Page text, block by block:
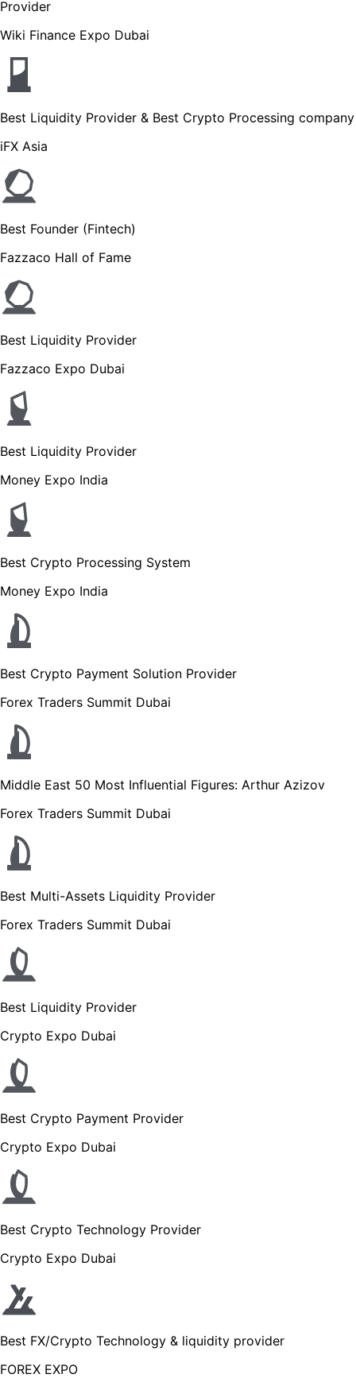
Provider
Wiki Finance Expo Dubai
Best Liquidity Provider & Best Crypto Processing company
iFX Asia
Best Founder (Fintech)
Fazzaco Hall of Fame
Best Liquidity Provider
Fazzaco Expo Dubai
Best Liquidity Provider
Money Expo India
Best Crypto Processing System
Money Expo India
Best Crypto Payment Solution Provider
Forex Traders Summit Dubai
Middle East 50 Most Influential Figures: Arthur Azizov
Forex Traders Summit Dubai
Best Multi-Assets Liquidity Provider
Forex Traders Summit Dubai
Best Liquidity Provider
Crypto Expo Dubai
Best Crypto Payment Provider
Crypto Expo Dubai
Best Crypto Technology Provider
Crypto Expo Dubai
Best FX/Crypto Technology & liquidity provider
FOREX EXPO